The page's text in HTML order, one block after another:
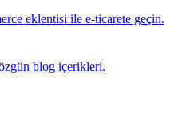
eklentisi ile e-ticarete geçin.
blog içerikleri.